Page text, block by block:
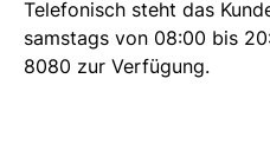
Telefonisch steht das
samstags von 08:00 bis
8080 zur Verfügung.